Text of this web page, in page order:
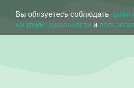
Вы обязуетесь соблюдать
конфиденциальности и